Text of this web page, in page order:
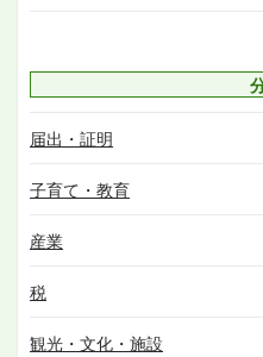
届出・証明
子育て・教育
産業
税
観光・文化・施設